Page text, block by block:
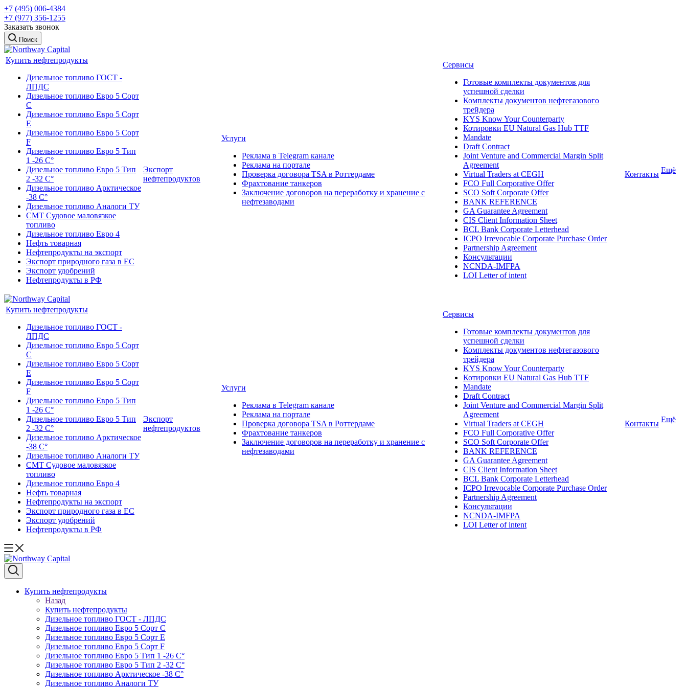
+7 (495) 006-4384
+7 (977) 356-1255
Заказать звонок
Поиск
Купить нефтепродукты
Дизельное топливо ГОСТ -
ЛПДС
Дизельное топливо Евро 5 Сорт
С
Дизельное топливо Евро 5 Сорт
Е
Дизельное топливо Евро 5 Сорт
F
Дизельное топливо Евро 5 Тип
1 -26 С°
Дизельное топливо Евро 5 Тип
2 -32 С°
Дизельное топливо Арктическое
-38 С°
Дизельное топливо Аналоги ТУ
СМТ Судовое маловязкое
топливо
Дизельное топливо Евро 4
Нефть товарная
Нефтепродукты на экспорт
Экспорт природного газа в EC
Экспорт удобрений
Нефтепродукты в РФ
Экспорт
нефтепродуктов
Услуги
Реклама в Telegram канале
Реклама на портале
Проверка договора TSA в Роттердаме
Фрахтование танкеров
Заключение договоров на переработку и хранение с
нефтезаводами
Сервисы
Готовые комплекты документов для
успешной сделки
Комплекты документов нефтегазового
трейдера
KYS Know Your Counterparty
Котировки EU Natural Gas Hub TTF
Mandate
Draft Contract
Joint Venture and Commercial Margin Split
Agreement
Virtual Traders at CEGH
FCO Full Corporative Offer
SCO Soft Corporate Offer
BANK REFERENCE
GA Guarantee Agreement
CIS Client Information Sheet
BCL Bank Corporate Letterhead
ICPO Irrevocable Corporate Purchase Order
Partnership Agreement
Консультации
NCNDA-IMFPA
LOI Letter of intent
Контакты Ещё
Купить нефтепродукты
Дизельное топливо ГОСТ -
ЛПДС
Дизельное топливо Евро 5 Сорт
С
Дизельное топливо Евро 5 Сорт
Е
Дизельное топливо Евро 5 Сорт
F
Дизельное топливо Евро 5 Тип
1 -26 С°
Дизельное топливо Евро 5 Тип
2 -32 С°
Дизельное топливо Арктическое
-38 С°
Дизельное топливо Аналоги ТУ
СМТ Судовое маловязкое
топливо
Дизельное топливо Евро 4
Нефть товарная
Нефтепродукты на экспорт
Экспорт природного газа в EC
Экспорт удобрений
Нефтепродукты в РФ
Экспорт
нефтепродуктов
Услуги
Реклама в Telegram канале
Реклама на портале
Проверка договора TSA в Роттердаме
Фрахтование танкеров
Заключение договоров на переработку и хранение с
нефтезаводами
Сервисы
Готовые комплекты документов для
успешной сделки
Комплекты документов нефтегазового
трейдера
KYS Know Your Counterparty
Котировки EU Natural Gas Hub TTF
Mandate
Draft Contract
Joint Venture and Commercial Margin Split
Agreement
Virtual Traders at CEGH
FCO Full Corporative Offer
SCO Soft Corporate Offer
BANK REFERENCE
GA Guarantee Agreement
CIS Client Information Sheet
BCL Bank Corporate Letterhead
ICPO Irrevocable Corporate Purchase Order
Partnership Agreement
Консультации
NCNDA-IMFPA
LOI Letter of intent
Контакты Ещё
Купить нефтепродукты
Назад
Купить нефтепродукты
Дизельное топливо ГОСТ - ЛПДС
Дизельное топливо Евро 5 Сорт С
Дизельное топливо Евро 5 Сорт Е
Дизельное топливо Евро 5 Сорт F
Дизельное топливо Евро 5 Тип 1 -26 С°
Дизельное топливо Евро 5 Тип 2 -32 С°
Дизельное топливо Арктическое -38 С°
Дизельное топливо Аналоги ТУ